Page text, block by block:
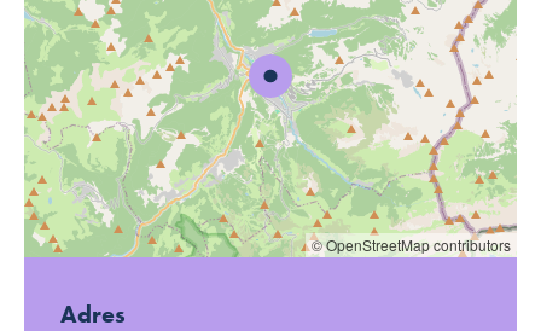
© OpenStreetMap contributors
Adres